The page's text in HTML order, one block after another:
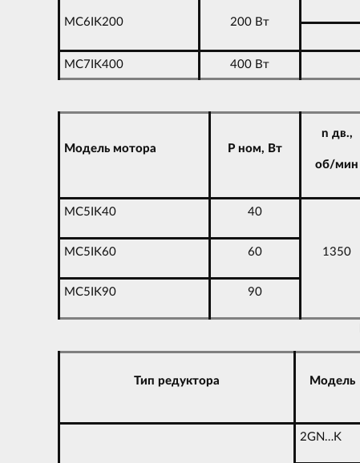
MC6IK200 200 Вт
MC7IK400 400 Вт
Модель мотора P ном, Вт
n дв.,
об/мин
MC5IK40 40
1350
MC5IK60 60
MC5IK90 90
Тип редуктора Модель
2GN…K